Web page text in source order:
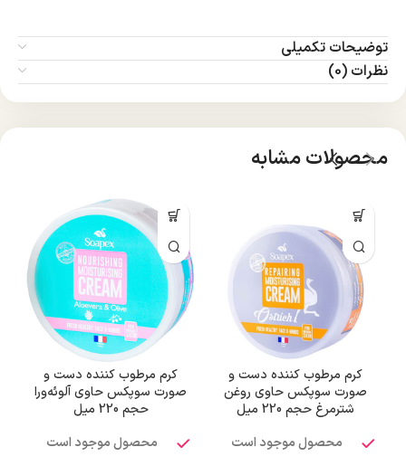
توضیحات تکمیلی
نظرات (0)
محصولات مشابه
کرم مرطوب کننده دست و
صورت سوپکس حاوی روغن
شترمرغ حجم 220 میل
محصول موجود است
کرم مرطوب کننده دست و
صورت سوپکس حاوی آلوئه‌ورا
حجم 220 میل
محصول موجود است